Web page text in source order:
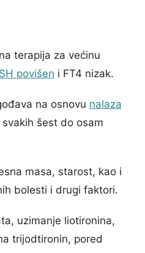
terapija za većinu
povišen i FT4 nizak.
na osnovu nalaza
šest do osam
masa, starost, kao i
bolesti i drugi faktori.
uzimanje liotironina,
trijodtironin, pored